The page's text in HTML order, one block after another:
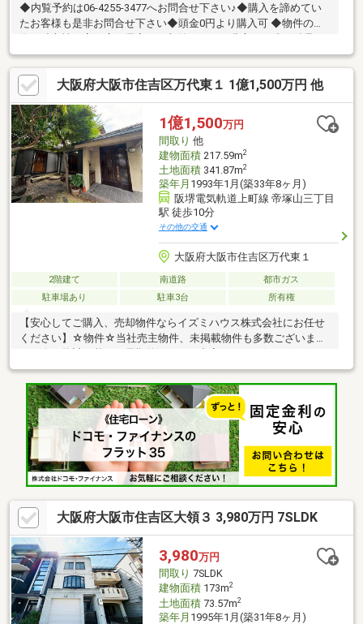
◆内覧予約は06-4255-3477へお問合せ下さい♪◆購入を諦めてい
たお客様も是非お問合せ下さい◆頭金0円より購入可 ◆物件の特
造！・全室窓あり！・住環境良好◆見るだけ大歓迎◆接客対応品
質に自信があり◆夜間早朝もお気軽にご連絡ください！◆無料送
迎可「購入するか分からないけど見るだけ見たい」「他社の物件
もまとめて見てみたい」等 ご購入をご検討中のお客様にとって、
より良い条件でご購入頂く為に精一杯サポート致します不動産の
事なら何でもお気軽にご相談下さい！
大阪府大阪市住吉区万代東１ 1億1,500万円 他
1億1,500万円
間取り 他
建物面積217.59m2
土地面積341.87m2
築年月 1993年1月(築33年8ヶ月)
阪堺電気軌道上町線 帝塚山三丁目
駅 徒歩10分
その他の交通
大阪府大阪市住吉区万代東１
2階建て 南道路
都市ガス
駐車場あり
駐車3台 所有権
【安心してご購入、売却物件ならイズミハウス株式会社にお任せ
ください】☆物件☆当社売主物件、未掲載物件も多数ございま
特化しております。☆無料相談☆不動産投資をご検討されるにあ
たってお客様にどんなメリットがあるか、また、疑問点、ご不安
点などに対し丁寧にご説明致します。さらに、ご購入時のご資金
計画、ローン、節税対策についてもご説明致します。☆アフター
ケア☆ご購入後のアフターケアも当社にお任せ下さい。不動産全
般に関わるご相談も当社スタッフが分かりやすくご説明、ご対応
致します。◇まずはお気軽にお問い合わせ下さい◇
大阪府大阪市住吉区大領３ 3,980万円 7SLDK
3,980万円
間取り 7SLDK
建物面積173m2
土地面積73.57m2
築年月 1995年1月(築31年8ヶ月)